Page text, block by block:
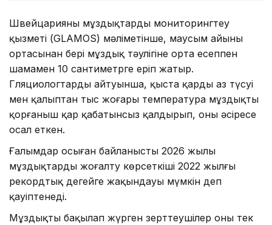
Швейцарияның мұздықтарды мониторингтеу
қызметі (GLAMOS) мәліметінше, маусым айының
ортасынан бері мұздық тәулігіне орта есеппен
шамамен 10 сантиметрге еріп жатыр.
Гляциологтардың айтуынша, қыста қардың аз түсуі
мен қалыптан тыс жоғары температура мұздықты
қорғаныш қар қабатынсыз қалдырып, оны әсіресе
осал еткен.
Ғалымдар осыған байланысты 2026 жылы
мұздықтардың жоғалту көрсеткіші 2022 жылғы
рекордтық деңгейге жақындауы мүмкін деп
қауіптенеді.
Мұздықты бақылап жүрген зерттеушілер оның тек